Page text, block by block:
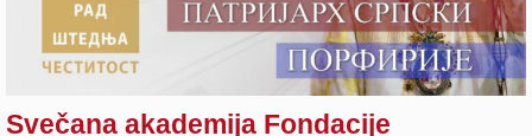
Svečana akademija Fondacije